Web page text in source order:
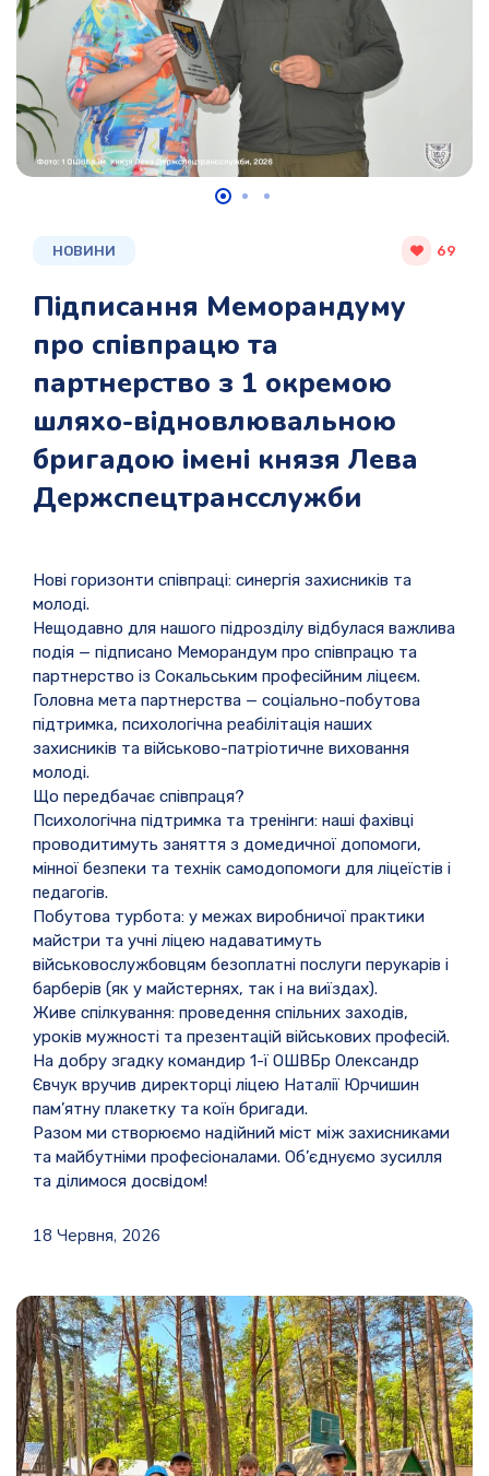
НОВИНИ 69
Підписання Меморандуму
про співпрацю та
партнерство з 1 окремою
шляхо-відновлювальною
бригадою імені князя Лева
Держспецтрансслужби
Нові горизонти співпраці: синергія захисників та
молоді.
Нещодавно для нашого підрозділу відбулася важлива
подія — підписано Меморандум про співпрацю та
партнерство із Сокальським професійним ліцеєм.
Головна мета партнерства — соціально-побутова
підтримка, психологічна реабілітація наших
захисників та військово-патріотичне виховання
молоді.
Що передбачає співпраця?
Психологічна підтримка та тренінги: наші фахівці
проводитимуть заняття з домедичної допомоги,
мінної безпеки та технік самодопомоги для ліцеїстів і
педагогів.
Побутова турбота: у межах виробничої практики
майстри та учні ліцею надаватимуть
військовослужбовцям безоплатні послуги перукарів і
барберів (як у майстернях, так і на виїздах).
Живе спілкування: проведення спільних заходів,
уроків мужності та презентацій військових професій.
На добру згадку командир 1-ї ОШВБр Олександр
Євчук вручив директорці ліцею Наталії Юрчишин
пам’ятну плакетку та коїн бригади.
Разом ми створюємо надійний міст між захисниками
та майбутніми професіоналами. Об’єднуємо зусилля
та ділимося досвідом!
18 Червня, 2026